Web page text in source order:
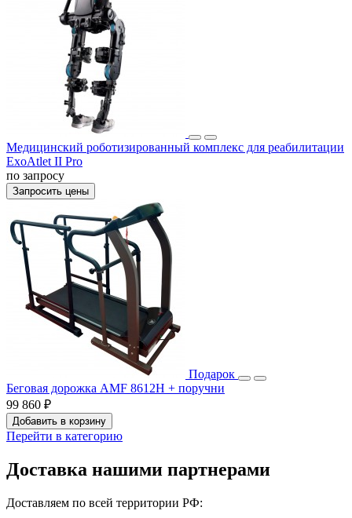
Медицинский роботизированный комплекс для реабилитации
ExoAtlet II Pro
по запросу
Запросить цены
Подарок
Беговая дорожка AMF 8612H + поручни
99 860 ₽
Добавить в корзину
Перейти в категорию
Доставка нашими партнерами
Доставляем по всей территории РФ: